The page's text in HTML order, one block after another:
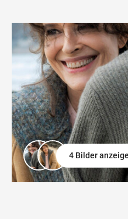
4 Bilder